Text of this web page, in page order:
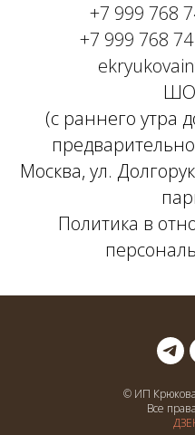
+7 999 768
+7 999 768
(с раннего утра
Москва, ул.
Политика в
© ИП
Все